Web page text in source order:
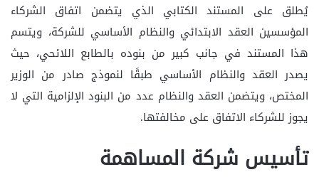
يُطلق على المستند الكتابي الذي يتضمن اتفاق الشركاء
المؤسسين العقد الابتدائي والنظام الأساسي للشركة، ويتسم
هذا المستند في جانب كبير من بنوده بالطابع اللائحي، حيث
يصدر العقد والنظام الأساسي طبقًا لنموذج صادر من الوزير
المختص، ويتضمن العقد والنظام عدد من البنود الإلزامية التي لا
يجوز للشركاء الاتفاق على مخالفتها.
تأسيس شركة المساهمة